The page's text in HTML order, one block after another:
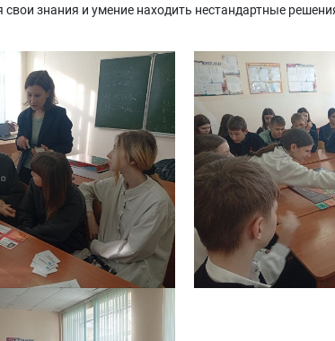
знания и умение находить нестандартные